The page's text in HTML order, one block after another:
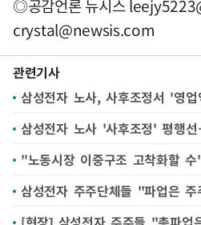
◎공감언론 뉴시스
crystal@newsis.com
관련기사